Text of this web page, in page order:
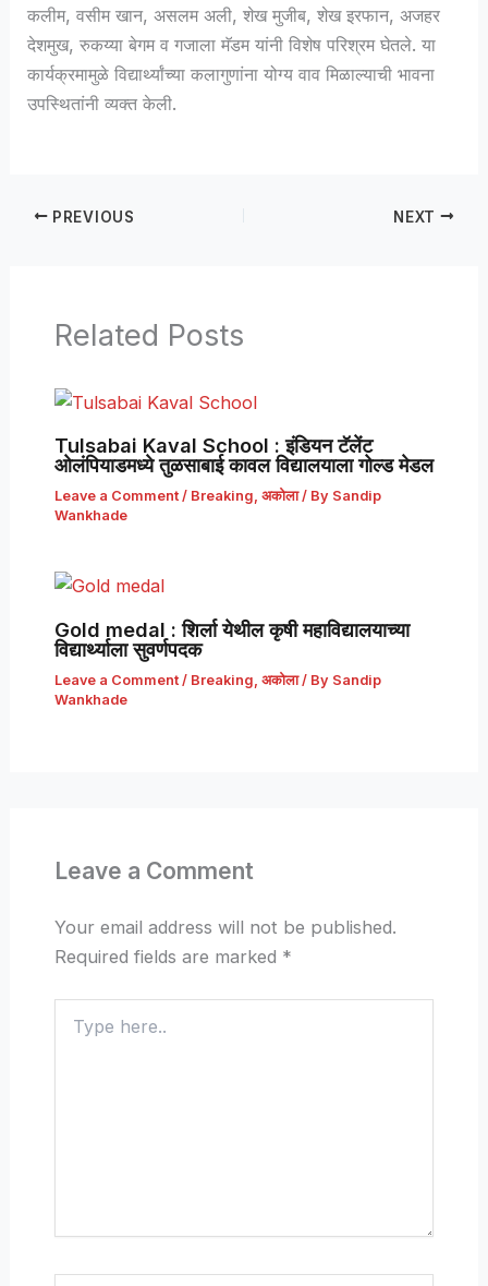
कलीम, वसीम खान, असलम अली, शेख मुजीब, शेख इरफान, अजहर
देशमुख, रुकय्या बेगम व गजाला मॅडम यांनी विशेष परिश्रम घेतले. या
कार्यक्रमामुळे विद्यार्थ्यांच्या कलागुणांना योग्य वाव मिळाल्याची भावना
उपस्थितांनी व्यक्त केली.
PREVIOUS NEXT
Related Posts
Tulsabai Kaval School : इंडियन टॅलेंट
ओलंपियाडमध्ये तुळसाबाई कावल विद्यालयाला गोल्ड मेडल
Leave a Comment / Breaking, अकोला/ By Sandip
Wankhade
Gold medal : शिर्ला येथील कृषी महाविद्यालयाच्या
विद्यार्थ्याला सुवर्णपदक
Leave a Comment / Breaking अकोला/ By Sandip
Wankhade
Leave a Comment
Your email address will not be published.
Required fields are marked *
here..